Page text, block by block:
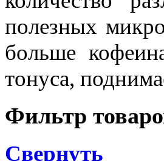
полезных
больше
тонуса,
Фильтр
Свернуть